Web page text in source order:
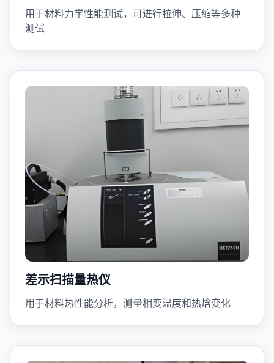
用于材料力学性能测试，可进行拉伸、压缩等多种
测试
差示扫描量热仪
用于材料热性能分析，测量相变温度和热焓变化